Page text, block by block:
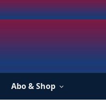
Abo & Shop